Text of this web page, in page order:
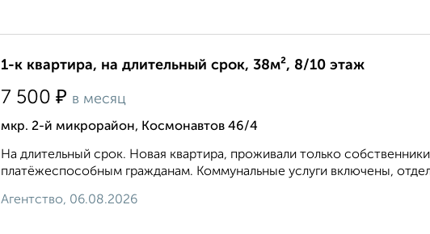
1-к квартира, на длительный срок, 38м², 8/10 этаж
7 500 ₽ в месяц
мкр. 2-й микрорайон, Космонавтов 46/4
На длительный срок. Новая квартира, проживали только
платёжеспособным гражданам. Коммунальные услуги включены,
Агентство, 06.08.2026